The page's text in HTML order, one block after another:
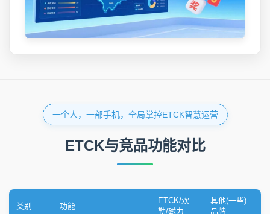
一个人，一部手机，全局掌控ETCK智慧运营
ETCK与竞品功能对比
类别 功能
ETCK/欢
勒/磁力
其他(一些)
品牌